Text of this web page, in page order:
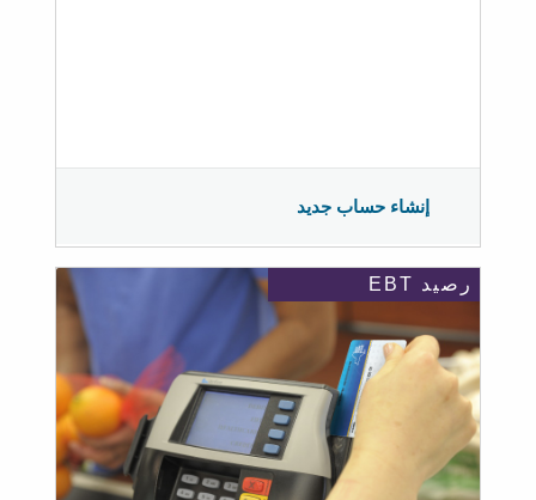
إنشاء حساب جديد
رصيد EBT